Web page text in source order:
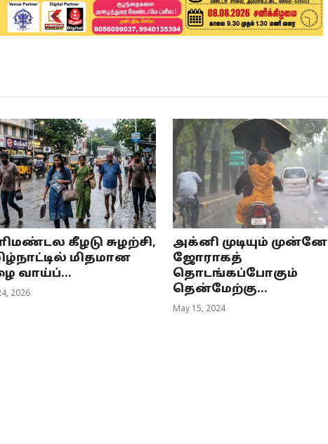
கீழடு சுழற்சி,
மிதமான
வாய்ப்...
2026
அக்னி முடியும் முன்னே
ஜோராகத்
தொடங்கப்போகும்
தென்மேற்கு...
May 15, 2024